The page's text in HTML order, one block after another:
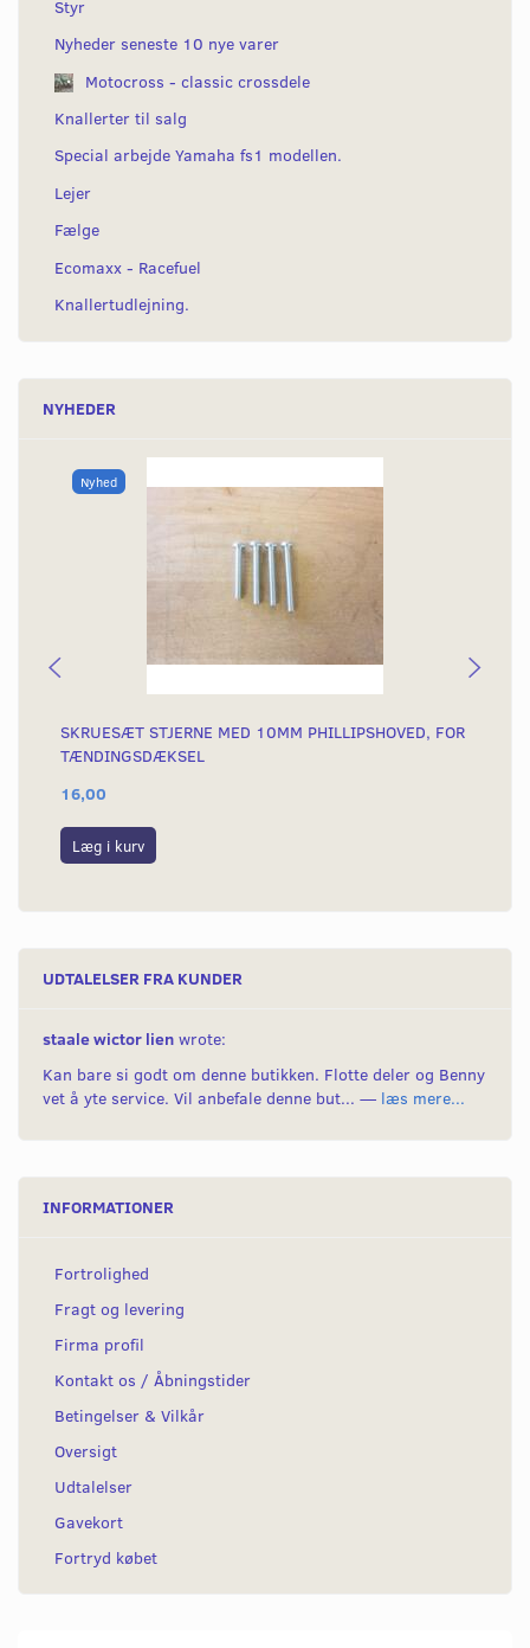
Styr
Nyheder seneste 10 nye varer
Motocross - classic crossdele
Knallerter til salg
Special arbejde Yamaha fs1 modellen.
Lejer
Fælge
Ecomaxx - Racefuel
Knallertudlejning.
NYHEDER
Nyhed
SKRUESÆT STJERNE MED 10MM PHILLIPSHOVED, FOR
TÆNDINGSDÆKSEL
16,00
Læg i kurv
UDTALELSER FRA KUNDER
staale wictor lien wrote:
Kan bare si godt om denne butikken. Flotte deler og Benny
vet å yte service. Vil anbefale denne but... — læs mere...
INFORMATIONER
Fortrolighed
Fragt og levering
Firma profil
Kontakt os / Åbningstider
Betingelser & Vilkår
Oversigt
Udtalelser
Gavekort
Fortryd købet